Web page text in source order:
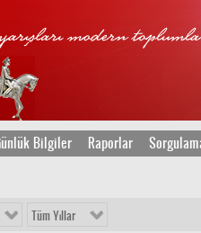
Bilgiler Raporlar
Tüm Yıllar